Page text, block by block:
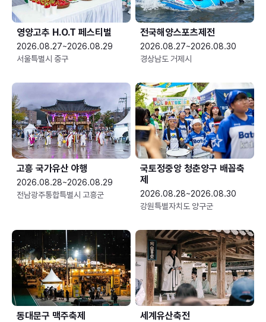
영양고추 H.O.T 페스티벌
2026.08.27~2026.08.29
서울특별시 중구
전국해양스포츠제전
2026.08.27~2026.08.30
경상남도 거제시
고흥 국가유산 야행
2026.08.28~2026.08.29
전남광주통합특별시 고흥군
국토정중앙 청춘양구 배꼽축
제
2026.08.28~2026.08.30
강원특별자치도 양구군
동대문구 맥주축제 세계유산축전